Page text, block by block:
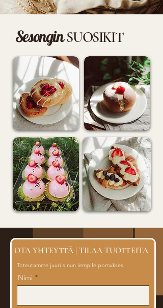
SesonginSUOSIKIT
OTA YHTEYTTÄ | TILAA TUOTTEITA
Toteutamme juuri sinun lempileipomuksesi
Nimi